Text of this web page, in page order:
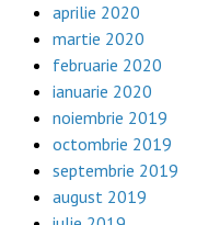
aprilie 2020
martie 2020
februarie 2020
ianuarie 2020
noiembrie 2019
octombrie 2019
septembrie 2019
august 2019